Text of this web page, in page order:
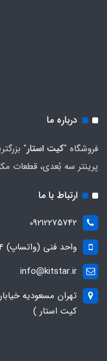
درباره ما
فروشگاه "کیت استار"
پرینتر سه بُعدی، قطعات
ارتباط با ما
09212275742
واحد فنی (واتساپ) 09354012034
info@kitstar.ir
تهران مسعودیه
کیت استار )